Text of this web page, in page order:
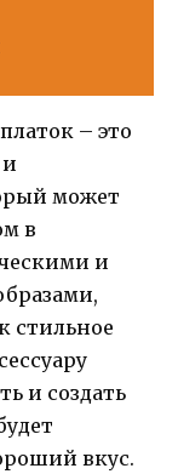
– это
может
в
и
стильное
и создать
вкус.